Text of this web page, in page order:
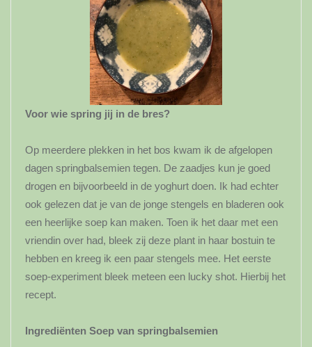
Voor wie spring jij in de bres?
Op meerdere plekken in het bos kwam ik de afgelopen
dagen springbalsemien tegen. De zaadjes kun je goed
drogen en bijvoorbeeld in de yoghurt doen. Ik had echter
ook gelezen dat je van de jonge stengels en bladeren ook
een heerlijke soep kan maken. Toen ik het daar met een
vriendin over had, bleek zij deze plant in haar bostuin te
hebben en kreeg ik een paar stengels mee. Het eerste
soep-experiment bleek meteen een lucky shot. Hierbij het
recept.
Ingrediënten Soep van springbalsemien